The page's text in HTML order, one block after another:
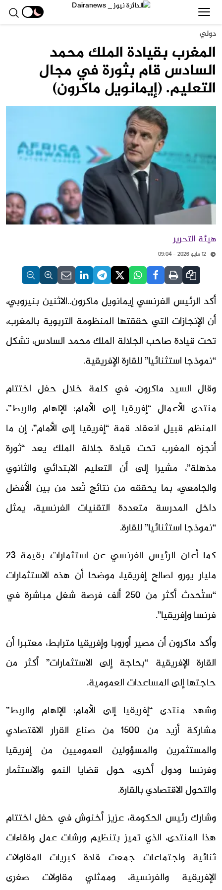
دولي
المغرب بقيادة الملك محمد
السادس قام بثورة في مجال
التعليم. (إيمانويل ماكرون)
هيئة التحرير
12 مايو 2026 - 09:04
أكد الرئيس الفرنسي إيمانويل ماكرون..الاثنين بنيروبي،
أن الإنجازات التي حققتها المنظومة التربوية بالمغرب،
تحت قيادة صاحب الجلالة الملك محمد السادس، تشكل
“نموذجا استثنائيا” للقارة الإفريقية.
وقال السيد ماكرون، في كلمة خلال حفل اختتام
منتدى الأعمال “إفريقيا إلى الأمام: الإلهام والربط”،
المنظم قبيل انعقاد قمة “إفريقيا إلى الأمام”، إن ما
أنجزه المغرب تحت قيادة جلالة الملك يعد “ثورة
مذهلة”، مشيرا إلى أن التعليم الابتدائي والثانوي
والجامعي، بما يحققه من نتائج تُعد من بين الأفضل
داخل المدرسة متعددة التقنيات الفرنسية، يمثل
“نموذجا استثنائيا” للقارة.
كما أعلن الرئيس الفرنسي عن استثمارات بقيمة 23
مليار يورو لصالح إفريقيا، موضحا أن هذه الاستثمارات
“ستُحدث أكثر من 250 ألف فرصة شغل مباشرة في
فرنسا وإفريقيا”.
وأكد ماكرون أن مصير أوروبا وإفريقيا مترابط، معتبرا أن
القارة الإفريقية “بحاجة إلى الاستثمارات” أكثر من
حاجتها إلى المساعدات العمومية.
وشهد منتدى “إفريقيا إلى الأمام: الإلهام والربط”
مشاركة أزيد من 1500 من صناع القرار الاقتصادي
والمستثمرين والمسؤولين العموميين من إفريقيا
وفرنسا ودول أخرى، حول قضايا النمو والاستثمار
والتحول الاقتصادي بالقارة.
وشارك رئيس الحكومة، عزيز أخنوش في حفل اختتام
هذا المنتدى، الذي تميز بتنظيم ورشات عمل ولقاءات
ثنائية واجتماعات جمعت قادة كبريات المقاولات
الإفريقية والفرنسية، وممثلي مقاولات صغرى